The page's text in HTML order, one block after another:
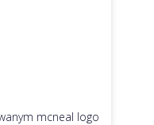
mcneal logo